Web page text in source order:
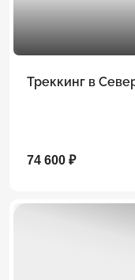
Треккинг в
74 600 ₽